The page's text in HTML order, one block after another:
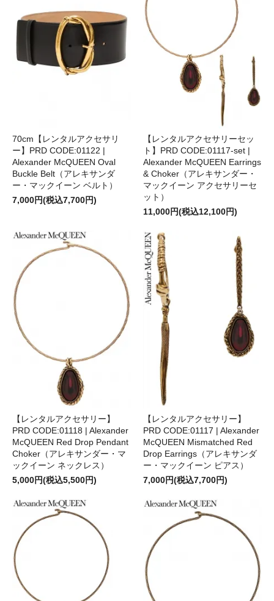
70cm【レンタルアクセサリ
ー】PRD CODE:01122 |
Alexander McQUEEN Oval
Buckle Belt（アレキサンダ
ー・マックイーン ベルト）
7,000円(税込7,700円)
【レンタルアクセサリーセッ
ト】PRD CODE:01117-set |
Alexander McQUEEN Earrings
& Choker（アレキサンダー・
マックイーン アクセサリーセ
ット）
11,000円(税込12,100円)
【レンタルアクセサリー】
PRD CODE:01118 | Alexander
McQUEEN Red Drop Pendant
Choker（アレキサンダー・マ
ックイーン ネックレス）
5,000円(税込5,500円)
【レンタルアクセサリー】
PRD CODE:01117 | Alexander
McQUEEN Mismatched Red
Drop Earrings（アレキサンダ
ー・マックイーン ピアス）
7,000円(税込7,700円)